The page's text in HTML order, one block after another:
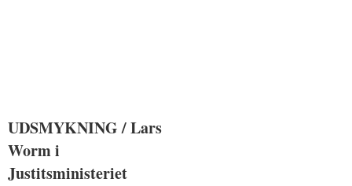
UDSMYKNING / Lars
Worm i
Justitsministeriet
UDSMYKNING / Lars
Worm i
Justitsministeriet